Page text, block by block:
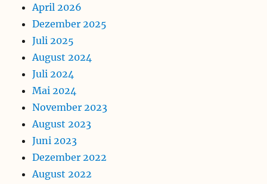
April 2026
Dezember 2025
Juli 2025
August 2024
Juli 2024
Mai 2024
November 2023
August 2023
Juni 2023
Dezember 2022
August 2022